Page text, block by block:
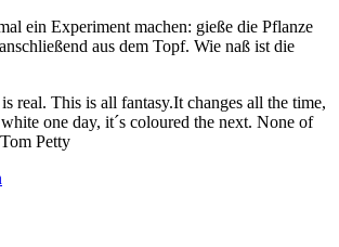
ein Experiment machen: gieße die Pflanze
aus dem Topf. Wie naß ist die
real. This is all fantasy.It changes all the time,
one day, it´s coloured the next. None of
Petty